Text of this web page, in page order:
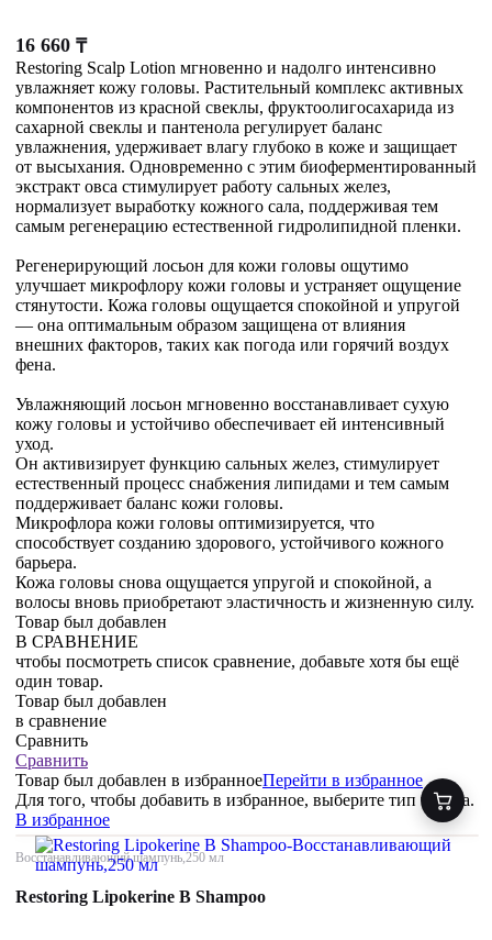
16 660 ₸
Restoring Scalp Lotion мгновенно и надолго интенсивно
увлажняет кожу головы. Растительный комплекс активных
компонентов из красной свеклы, фруктоолигосахарида из
сахарной свеклы и пантенола регулирует баланс
увлажнения, удерживает влагу глубоко в коже и защищает
от высыхания. Одновременно с этим биоферментированный
экстракт овса стимулирует работу сальных желез,
нормализует выработку кожного сала, поддерживая тем
самым регенерацию естественной гидролипидной пленки.
Регенерирующий лосьон для кожи головы ощутимо
улучшает микрофлору кожи головы и устраняет ощущение
стянутости. Кожа головы ощущается спокойной и упругой
— она оптимальным образом защищена от влияния
внешних факторов, таких как погода или горячий воздух
фена.
Увлажняющий лосьон мгновенно восстанавливает сухую
кожу головы и устойчиво обеспечивает ей интенсивный
уход.
Он активизирует функцию сальных желез, стимулирует
естественный процесс снабжения липидами и тем самым
поддерживает баланс кожи головы.
Микрофлора кожи головы оптимизируется, что
способствует созданию здорового, устойчивого кожного
барьера.
Кожа головы снова ощущается упругой и спокойной, а
волосы вновь приобретают эластичность и жизненную силу.
Товар был добавлен
В СРАВНЕНИЕ
чтобы посмотреть список сравнение, добавьте хотя бы ещё
один товар.
Товар был добавлен
в сравнение
Сравнить
Сравнить
Товар был добавлен в избранноеПерейти в избранное
Для того, чтобы добавить в избранное, выберите тип товара.
В избранное
Восстанавливающий шампунь,250 мл
Restoring Lipokerine B Shampoo